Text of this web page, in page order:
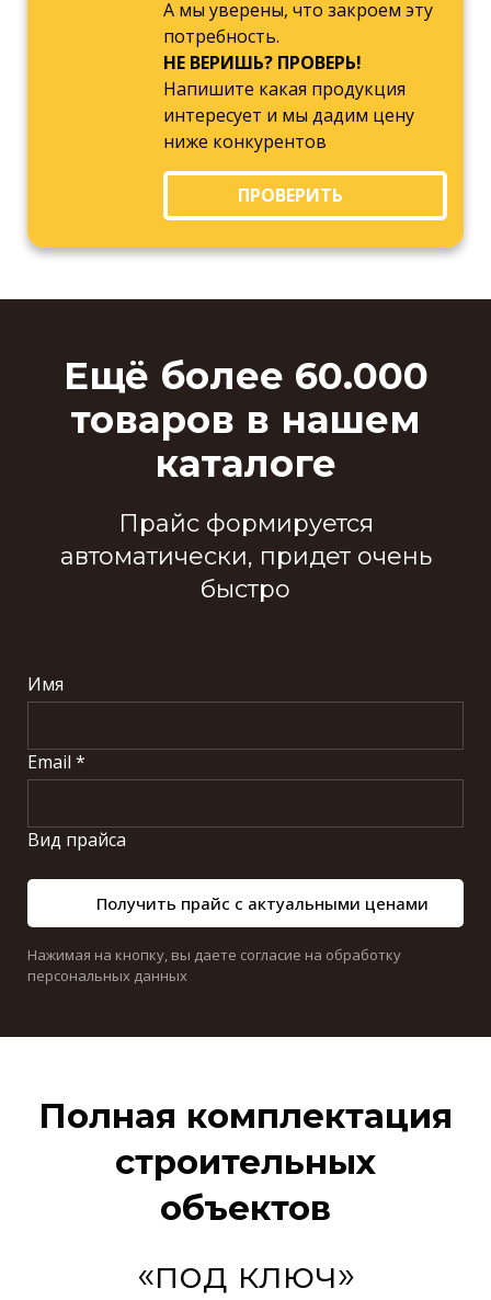
А мы уверены, что закроем эту
потребность.
НЕ ВЕРИШЬ? ПРОВЕРЬ!
Напишите какая продукция
интересует и мы дадим цену
ниже конкурентов
ПРОВЕРИТЬ
Ещё более 60.000
товаров в нашем
каталоге
Прайс формируется
автоматически, придет очень
быстро
Имя
Email *
Вид прайса
Получить прайс с актуальными ценами
Нажимая на кнопку, вы даете согласие на обработку
персональных данных
Полная комплектация
строительных
объектов
«под ключ»